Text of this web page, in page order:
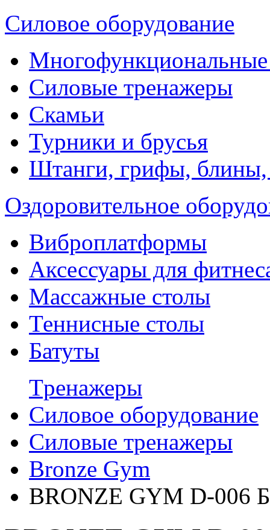
Силовое оборудование
Силовые тренажеры
Скамьи
Турники и брусья
Штанги, грифы, блины,
Оздоровительное
Виброплатформы
Аксессуары для
Массажные столы
Теннисные столы
Батуты
Tренажеры
Силовое оборудование
Силовые тренажеры
Bronze Gym
BRONZE GYM D-006